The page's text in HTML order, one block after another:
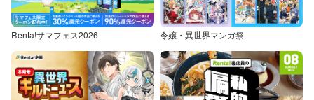
Renta!サマフェス2026 令嬢・異世界マンガ祭